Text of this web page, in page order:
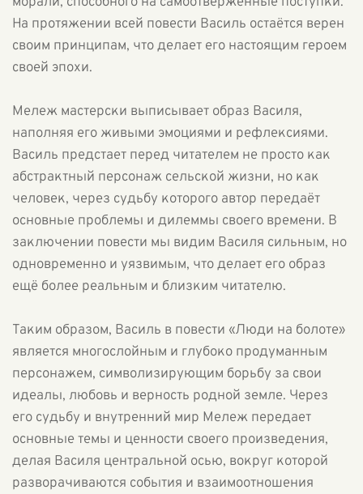
На протяжении всей повести Василь остаётся верен
своим принципам, что делает его настоящим героем
своей эпохи.
Мележ мастерски выписывает образ Василя,
наполняя его живыми эмоциями и рефлексиями.
Василь предстает перед читателем не просто как
абстрактный персонаж сельской жизни, но как
человек, через судьбу которого автор передаёт
основные проблемы и дилеммы своего времени. В
заключении повести мы видим Василя сильным, но
одновременно и уязвимым, что делает его образ
ещё более реальным и близким читателю.
Таким образом, Василь в повести «Люди на болоте»
является многослойным и глубоко продуманным
персонажем, символизирующим борьбу за свои
идеалы, любовь и верность родной земле. Через
его судьбу и внутренний мир Мележ передает
основные темы и ценности своего произведения,
делая Василя центральной осью, вокруг которой
разворачиваются события и взаимоотношения